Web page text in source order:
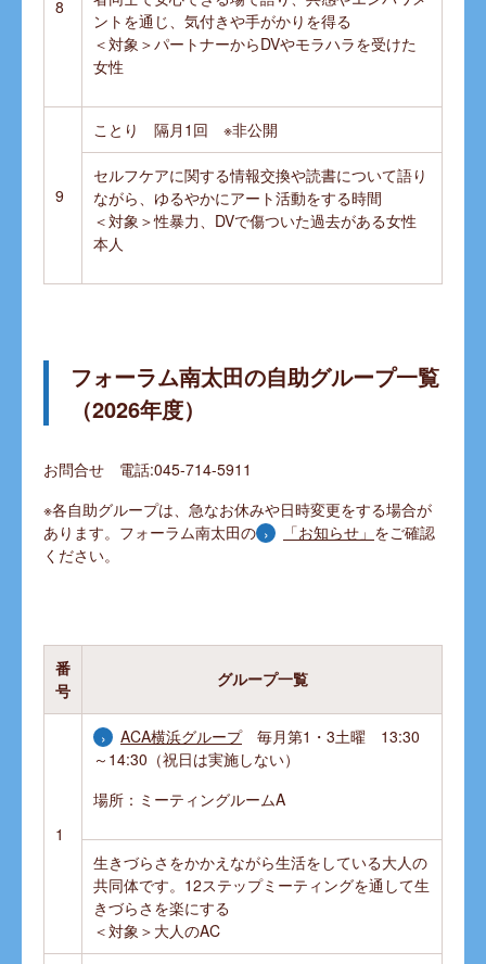
8
ントを通じ、気付きや手がかりを得る
＜対象＞パートナーからDVやモラハラを受けた
女性
9
ことり 隔月1回 ※非公開
セルフケアに関する情報交換や読書について語り
ながら、ゆるやかにアート活動をする時間
＜対象＞性暴力、DVで傷ついた過去がある女性
本人
フォーラム南太田の自助グループ一覧
（2026年度）
お問合せ 電話:045-714-5911
※各自助グループは、急なお休みや日時変更をする場合が
あります。フォーラム南太田の
「お知らせ」 をご確認
ください。
番
号
グループ一覧
1
ACA横浜グループ毎月第1・3土曜 13:30
～14:30（祝日は実施しない）
場所：ミーティングルームA
生きづらさをかかえながら生活をしている大人の
共同体です。12ステップミーティングを通して生
きづらさを楽にする
＜対象＞大人のAC